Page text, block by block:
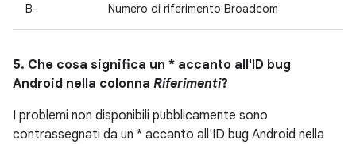
B- Numero di riferimento Broadcom
5. Che cosa significa un * accanto all'ID bug
Android nella colonna Riferimenti?
I problemi non disponibili pubblicamente sono
contrassegnati da un * accanto all'ID bug Android nella